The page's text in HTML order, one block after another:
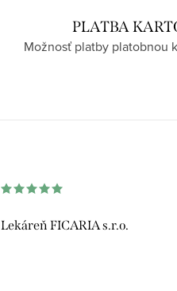
PLATBA
Možnosť platby platobnou
Lekáreň FICARIA s.r.o.